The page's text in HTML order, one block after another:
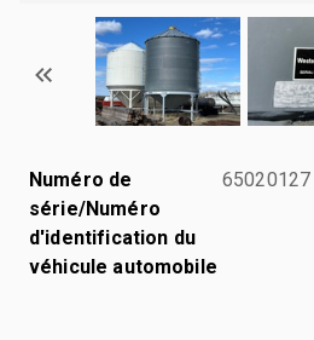
Numéro de
série/Numéro
d'identification du
véhicule automobile
65020127